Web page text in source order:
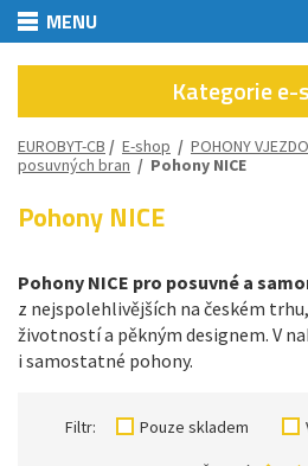
MENU
Kategorie e-
EUROBYT-CB / E-shop / POHONY
posuvných bran / Pohony NICE
Pohony NICE
Pohony NICE pro posuvné a
z nejspolehlivějších na českém
životností a pěkným designem. V
i samostatné pohony.
Filtr: Pouze skladem